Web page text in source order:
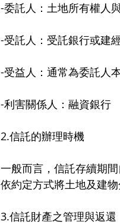
-委託人：土地所有權人
-受託人：受託銀行或建
-受益人：通常為委託人
-利害關係人：融資銀行
2.信託的辦理時機
一般而言，信託存續期
依約定方式將土地及建物
3.信託財產之管理與返還